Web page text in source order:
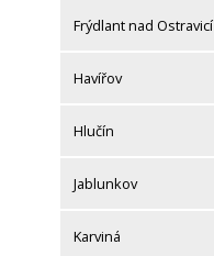
Frýdlant nad Ostravicí
Havířov
Hlučín
Jablunkov
Karviná